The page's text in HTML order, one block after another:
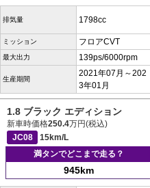
排気量 1798cc
ミッション フロアCVT
最大出力 139ps/6000rpm
生産期間
2021年07月～202
3年01月
1.8 ブラック エディション
新車時価格250.4万円(税込)
JC08
15km/L
満タンでどこまで走る？
945km